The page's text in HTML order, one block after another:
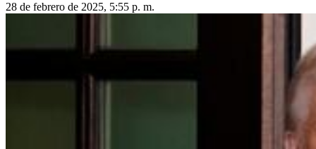
28 de febrero de 2025, 5:55 p. m.